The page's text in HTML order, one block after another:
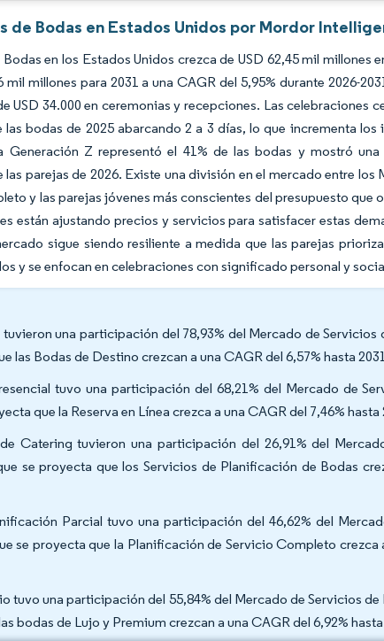
de Bodas en Estados Unidos por Mordor
en los Estados Unidos crezca de USD 62,45 mil millones
mil millones para 2031 a una CAGR del 5,95% durante 2026-
USD 34.000 en ceremonias y recepciones. Las celebraciones
bodas de 2025 abarcando 2 a 3 días, lo que incrementa los
Z representó el 41% de las bodas y mostró
parejas de 2026. Existe una división en el mercado entre los
y las parejas jóvenes más conscientes del presupuesto que
están ajustando precios y servicios para satisfacer estas
sigue siendo resiliente a medida que las parejas
y se enfocan en celebraciones con significado personal y
una participación del 78,93% del Mercado de Servicios
las Bodas de Destino crezcan a una CAGR del 6,57% hasta
tuvo una participación del 68,21% del Mercado de
que la Reserva en Línea crezca a una CAGR del 7,46% hasta
Catering tuvieron una participación del 26,91% del
se proyecta que los Servicios de Planificación de Bodas
Parcial tuvo una participación del 46,62% del
se proyecta que la Planificación de Servicio Completo crezca
tuvo una participación del 55,84% del Mercado de Servicios de
bodas de Lujo y Premium crezcan a una CAGR del 6,92%